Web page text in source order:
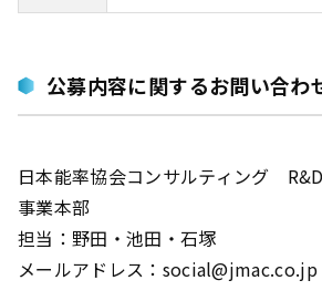
公募内容に関するお問い合わ
日本能率協会コンサルティング
事業本部
担当：野田・池田・石塚
メールアドレス：social@jmac.co.jp